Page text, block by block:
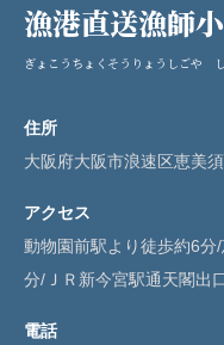
漁港直送漁師
ぎょこうちょくそうりょうしごや
住所
大阪府大阪市浪速区恵美
アクセス
動物園前駅より徒歩約6
分/ＪＲ新今宮駅通天閣出
電話